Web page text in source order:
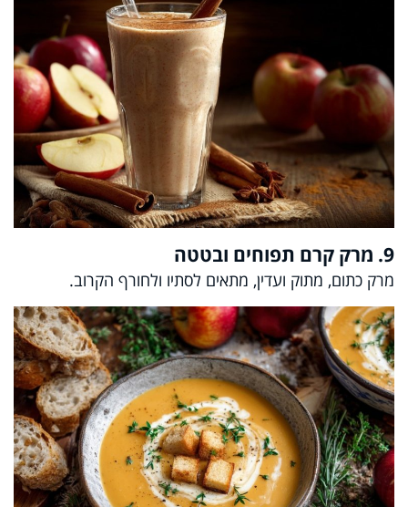
9. מרק קרם תפוחים ובטטה
מרק כתום, מתוק ועדין, מתאים לסתיו ולחורף הקרוב.